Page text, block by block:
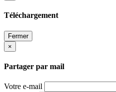
Téléchargement
Fermer
×
Partager par mail
Votre e-mail